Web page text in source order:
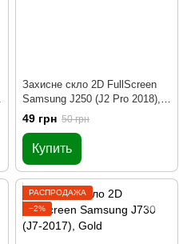
Захисне скло 2D FullScreen
Samsung J250 (J2 Pro 2018),
White
49 грн 50 грн
Купить
РАСПРОДАЖА
−2%